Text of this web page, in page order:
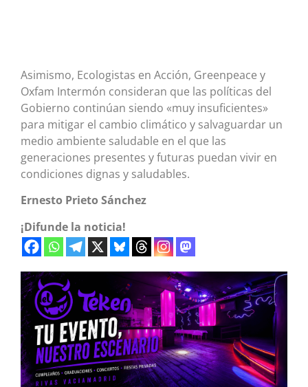
Asimismo, Ecologistas en Acción, Greenpeace y
Oxfam Intermón consideran que las políticas del
Gobierno continúan siendo «muy insuficientes»
para mitigar el cambio climático y salvaguardar un
medio ambiente saludable en el que las
generaciones presentes y futuras puedan vivir en
condiciones dignas y saludables.
Ernesto Prieto Sánchez
¡Difunde la noticia!